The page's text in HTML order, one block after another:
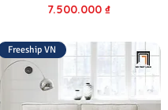
Giá
7.500.000 ₫
Freeship VN